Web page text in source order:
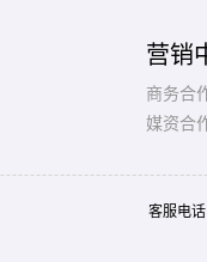
营销
商务合
媒资合
客服电